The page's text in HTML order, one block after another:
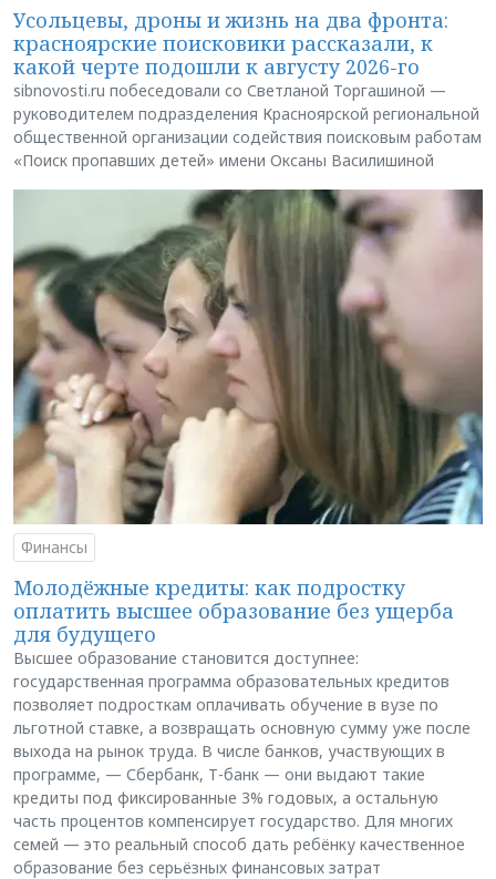
Усольцевы, дроны и жизнь на два фронта:
красноярские поисковики рассказали, к
какой черте подошли к августу 2026-го
sibnovosti.ru побеседовали со Светланой Торгашиной —
руководителем подразделения Красноярской региональной
общественной организации содействия поисковым работам
«Поиск пропавших детей» имени Оксаны Василишиной
Финансы
Молодёжные кредиты: как подростку
оплатить высшее образование без ущерба
для будущего
Высшее образование становится доступнее:
государственная программа образовательных кредитов
позволяет подросткам оплачивать обучение в вузе по
льготной ставке, а возвращать основную сумму уже после
выхода на рынок труда. В числе банков, участвующих в
программе, — Сбербанк, Т-банк — они выдают такие
кредиты под фиксированные 3% годовых, а остальную
часть процентов компенсирует государство. Для многих
семей — это реальный способ дать ребёнку качественное
образование без серьёзных финансовых затрат